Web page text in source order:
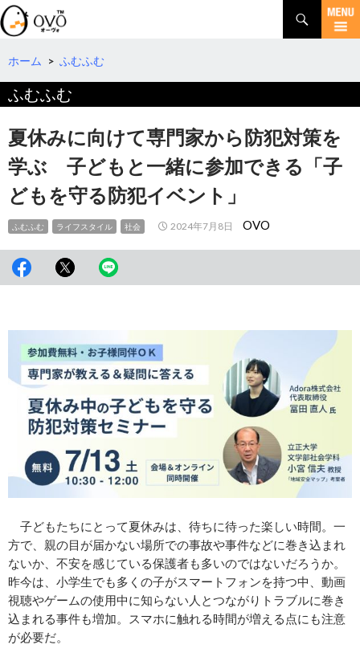
検
索
コ
テ
へ
移
動
ホーム > ふむふむ
ふむふむ
夏休みに向けて専門家から防犯対策を
学ぶ 子どもと一緒に参加できる「子
どもを守る防犯イベント」
ふむふむ ライフスタイル 社会 2024年7月8日 OVO
子どもたちにとって夏休みは、待ちに待った楽しい時間。一
方で、親の目が届かない場所での事故や事件などに巻き込まれ
ないか、不安を感じている保護者も多いのではないだろうか。
昨今は、小学生でも多くの子がスマートフォンを持つ中、動画
視聴やゲームの使用中に知らない人とつながりトラブルに巻き
込まれる事件も増加。スマホに触れる時間が増える点にも注意
が必要だ。